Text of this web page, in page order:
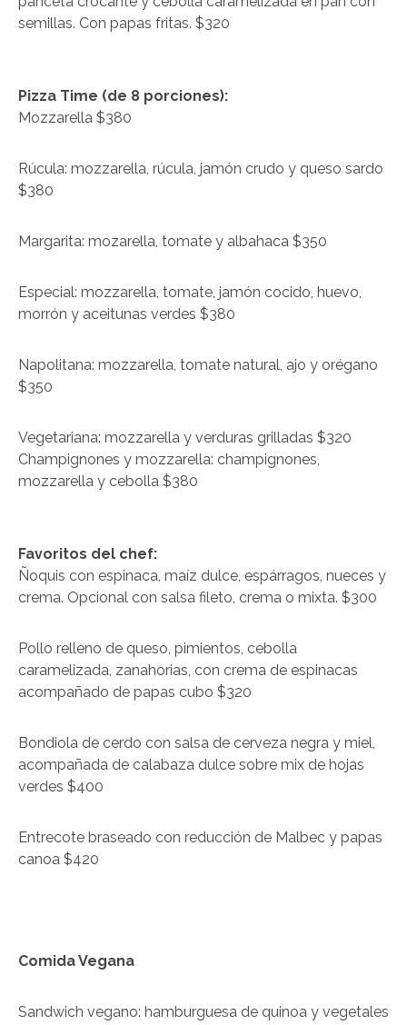
semillas. Con papas fritas. $320
Pizza Time (de 8 porciones):
Mozzarella $380
Rúcula: mozzarella, rúcula, jamón crudo y queso sardo
$380
Margarita: mozarella, tomate y albahaca $350
Especial: mozzarella, tomate, jamón cocido, huevo,
morrón y aceitunas verdes $380
Napolitana: mozzarella, tomate natural, ajo y orégano
$350
Vegetariana: mozzarella y verduras grilladas $320
Champignones y mozzarella: champignones,
mozzarella y cebolla $380
Favoritos del chef:
Ñoquis con espinaca, maíz dulce, espárragos, nueces y
crema. Opcional con salsa fileto, crema o mixta. $300
Pollo relleno de queso, pimientos, cebolla
caramelizada, zanahorias, con crema de espinacas
acompañado de papas cubo $320
Bondiola de cerdo con salsa de cerveza negra y miel,
acompañada de calabaza dulce sobre mix de hojas
verdes $400
Entrecote braseado con reducción de Malbec y papas
canoa $420
Comida Vegana
Sandwich vegano: hamburguesa de quinoa y vegetales